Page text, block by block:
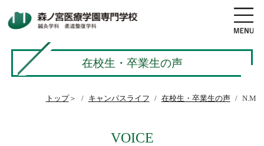
地図・交通アクセス 電話をかける
在校生・卒業生の声
トップ＞ キャンパスライフ 在校生・卒業生の声 N.M
VOICE